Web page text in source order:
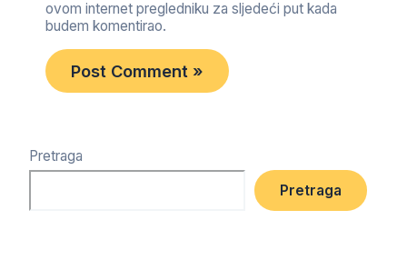
ovom internet pregledniku za sljedeći put kada
budem komentirao.
Pretraga
Pretraga